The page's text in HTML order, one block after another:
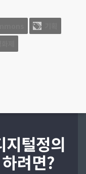
지털정의
려면?